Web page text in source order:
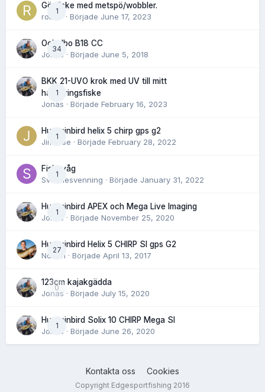
1
Gösfiske med metspö/wobbler.
rolnor
· Började June 17, 2023
34
Ockelbo B18 CC
Jonas · Började June 5, 2018
1
BKK 21-UVO krok med UV till mitt
havsöringsfiske
Jonas · Började February 16, 2023
1
Humminbird helix 5 chirp gps g2
Jimwise · Började February 28, 2022
1
Fiskevåg
Svennesvenning · Började January 31, 2022
1
Humminbird APEX och Mega Live Imaging
Jonas · Började November 25, 2020
27
Humminbird Helix 5 CHIRP SI gps G2
Norlén · Började April 13, 2017
0
123cm kajakgädda
Jonas · Började July 15, 2020
1
Humminbird Solix 10 CHIRP Mega SI
Jonas · Började June 26, 2020
Kontakta oss Cookies
Copyright Edgesportfishing 2016